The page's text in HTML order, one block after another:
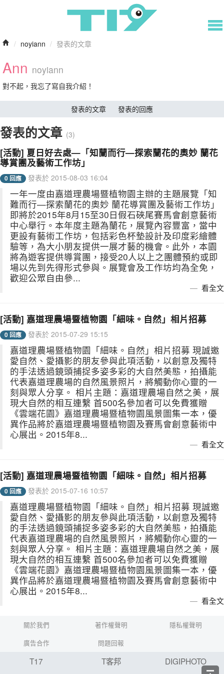
/ noyiann / 發表的文章
Ann noyiann
對不起，我忘了寫自我介紹！
發表的文章 發表的回應
發表的文章 (3)
[活動] 夏日好去處—「知蘭而行—探索蘭花的奧妙 蘭花
導賞團及藝術工作坊」
0 回應 發表於 2015-08-03 16:04
一年一度由嘉道理農場暨植物園主辦的主題展覽「知
難而行—探索蘭花的奧妙 蘭花導賞團及藝術工作坊」
即將於2015年8月15至30日假石硤尾賽馬會創意藝術
中心舉行。本年度主題為蘭花，展覽內容豐富，當中
更設有藝術工作坊，包括彩色杯墊設計及印度彩繪體
驗等，為大小朋友提供一展才藝的機會。此外，本園
將為遊客提供導賞團，接受20人以上之團體預約或即
場以先到先得形式參與。展覽會及工作坊均為全免，
歡迎公眾自由參...
看全文
[活動] 嘉道理農場暨植物園「細味。自然」相片招募
0 回應 發表於 2015-07-29 15:15
嘉道理農場暨植物園「細味。自然」相片招募 現誠邀
愛自然、愛攝影的朋友參與此項活動，以創意及獨特
的手法透過鏡頭捕捉多姿多彩的大自然美態，拍攝能
代表嘉道理農場的自然風景照片，將觸動你心靈的一
刻與眾人分享。 相片主題：嘉道理農場自然之美，展
現大自然的相互連繫 首500名參加者可以免費獲贈
《雲端花園》嘉道理農場暨植物園風景圖集一本，優
異作品將於嘉道理農場暨植物園及賽馬會創意藝術中
心展出。2015年8...
看全文
[活動] 嘉道理農場暨植物園「細味。自然」相片招募
0 回應 發表於 2015-07-16 10:57
嘉道理農場暨植物園「細味。自然」相片招募 現誠邀
愛自然、愛攝影的朋友參與此項活動，以創意及獨特
的手法透過鏡頭捕捉多姿多彩的大自然美態，拍攝能
代表嘉道理農場的自然風景照片，將觸動你心靈的一
刻與眾人分享。 相片主題：嘉道理農場自然之美，展
現大自然的相互連繫 首500名參加者可以免費獲贈
《雲端花園》嘉道理農場暨植物園風景圖集一本，優
異作品將於嘉道理農場暨植物園及賽馬會創意藝術中
心展出。2015年8...
看全文
關於我們 著作權聲明
隱私權聲明
廣告合作
問題回報
T17 T客邦
DIGIPHOTO